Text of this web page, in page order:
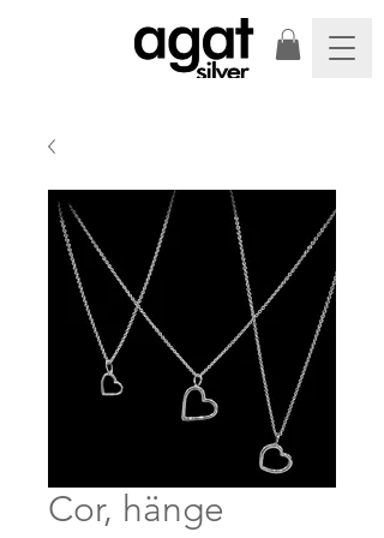
Cor, hänge